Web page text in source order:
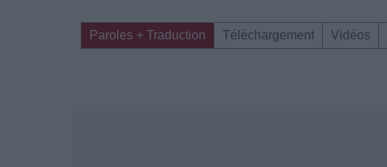
Paroles + Traduction Téléchargement Vidéos